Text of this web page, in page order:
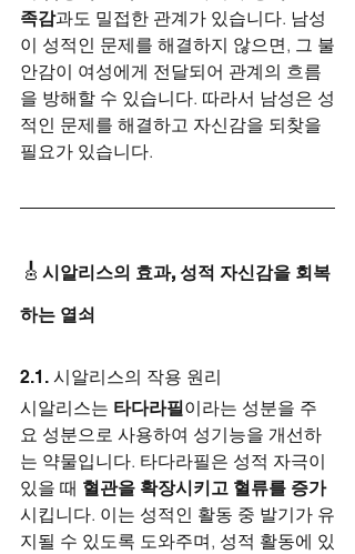
족감과도 밀접한 관계가 있습니다. 남성
이 성적인 문제를 해결하지 않으면, 그 불
안감이 여성에게 전달되어 관계의 흐름
을 방해할 수 있습니다. 따라서 남성은 성
적인 문제를 해결하고 자신감을 되찾을
필요가 있습니다.
🎸 시알리스의 효과, 성적 자신감을 회복
하는 열쇠
2.1. 시알리스의 작용 원리
시알리스는 타다라필이라는 성분을 주
요 성분으로 사용하여 성기능을 개선하
는 약물입니다. 타다라필은 성적 자극이
있을 때 혈관을 확장시키고 혈류를 증가
시킵니다. 이는 성적인 활동 중 발기가 유
지될 수 있도록 도와주며, 성적 활동에 있